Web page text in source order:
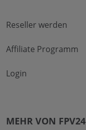
Reseller werden
Affiliate Programm
Login
MEHR VON FPV24